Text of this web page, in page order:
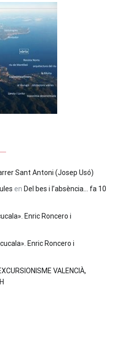
Sant Antoni (Josep Usó)
en Del bes i l’absència… fa 10
Enric Roncero i
Enric Roncero i
VALENCIÀ,